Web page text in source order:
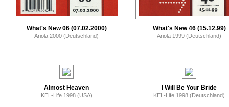
What's New 06 (07.02.2000)
Ariola 2000 (Deutschland)
What's New 46 (15.12.99)
Ariola 1999 (Deutschland)
Almost Heaven
KEL-Life 1998 (USA)
I Will Be Your Bride
KEL-Life 1998 (Deutschland)